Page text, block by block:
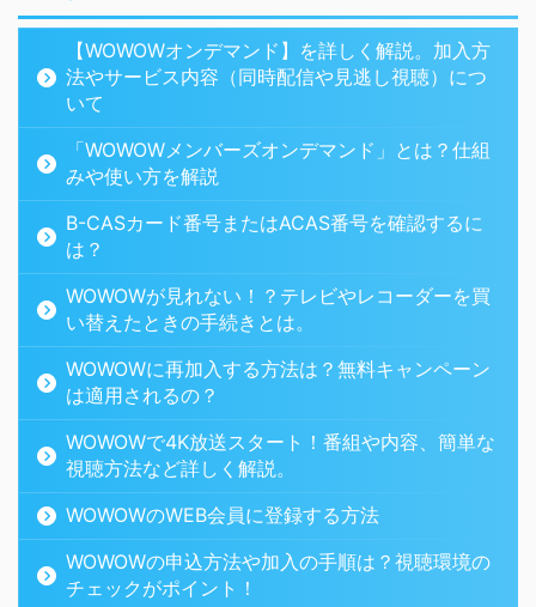
【WOWOWオンデマンド】を詳しく解説。加入方
法やサービス内容（同時配信や見逃し視聴）につ
いて
「WOWOWメンバーズオンデマンド」とは？仕組
みや使い方を解説
B-CASカード番号またはACAS番号を確認するに
は？
WOWOWが見れない！？テレビやレコーダーを買
い替えたときの手続きとは。
WOWOWに再加入する方法は？無料キャンペーン
は適用されるの？
WOWOWで4K放送スタート！番組や内容、簡単な
視聴方法など詳しく解説。
WOWOWのWEB会員に登録する方法
WOWOWの申込方法や加入の手順は？視聴環境の
チェックがポイント！